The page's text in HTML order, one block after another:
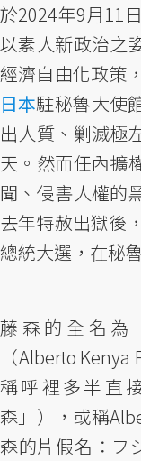
於2024年9月11
以素人新政治之
經濟自由化政策
日本駐秘魯大使
出人質、剿滅極
天。然而任內擴
聞、侵害人權的
去年特赦出獄後
總統大選，在秘
藤森的全名為
（Alberto
稱呼裡多半直
森」），或稱
森的片假名：フ